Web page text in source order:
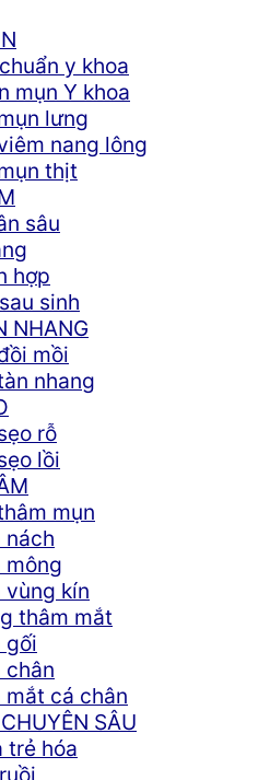
y khoa
mụn Y khoa
lưng
nang lông
thịt
sâu
hợp
sinh
NHANG
mồi
nhang
rỗ
lồi
mụn
nách
mông
vùng kín
thâm mắt
gối
chân
mắt cá chân
SÂU
trẻ hóa